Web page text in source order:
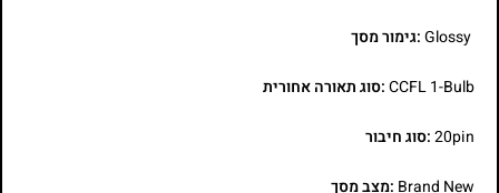
Glossy:גימור מסך
CCFL 1-Bulb:סוג תאורה אחורית
20pin:סוג חיבור
Brand New :מצב מסך